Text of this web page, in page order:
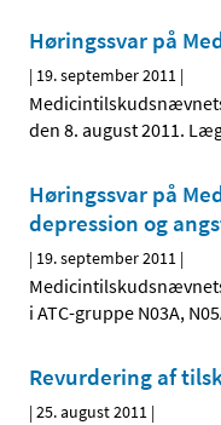
Høringssvar på
| 19. september 2011 |
den 8. august 2011.
Høringssvar på
depression og
| 19. september 2011 |
i ATC-gruppe N03A,
Revurdering af
|25. august 2011 |